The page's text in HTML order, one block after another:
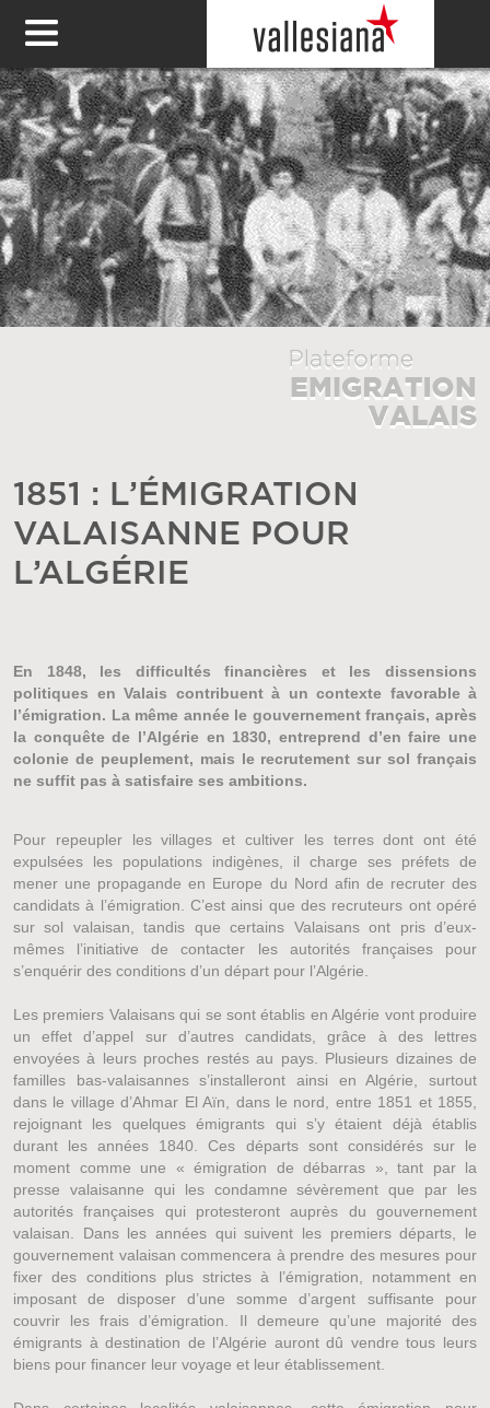
1851 : L’ÉMIGRATION
VALAISANNE POUR
L’ALGÉRIE
En 1848, les difficultés financières et les dissensions
politiques en Valais contribuent à un contexte favorable à
l’émigration. La même année le gouvernement français, après
la conquête de l’Algérie en 1830, entreprend d’en faire une
colonie de peuplement, mais le recrutement sur sol français
ne suffit pas à satisfaire ses ambitions.
Pour repeupler les villages et cultiver les terres dont ont été
expulsées les populations indigènes, il charge ses préfets de
mener une propagande en Europe du Nord afin de recruter des
candidats à l’émigration. C’est ainsi que des recruteurs ont opéré
sur sol valaisan, tandis que certains Valaisans ont pris d’eux-
mêmes l’initiative de contacter les autorités françaises pour
s’enquérir des conditions d’un départ pour l’Algérie.
Les premiers Valaisans qui se sont établis en Algérie vont produire
un effet d’appel sur d’autres candidats, grâce à des lettres
envoyées à leurs proches restés au pays. Plusieurs dizaines de
familles bas-valaisannes s’installeront ainsi en Algérie, surtout
dans le village d’Ahmar El Aïn, dans le nord, entre 1851 et 1855,
rejoignant les quelques émigrants qui s’y étaient déjà établis
durant les années 1840. Ces départs sont considérés sur le
moment comme une « émigration de débarras », tant par la
presse valaisanne qui les condamne sévèrement que par les
autorités françaises qui protesteront auprès du gouvernement
valaisan. Dans les années qui suivent les premiers départs, le
gouvernement valaisan commencera à prendre des mesures pour
fixer des conditions plus strictes à l’émigration, notamment en
imposant de disposer d’une somme d’argent suffisante pour
couvrir les frais d’émigration. Il demeure qu’une majorité des
émigrants à destination de l’Algérie auront dû vendre tous leurs
biens pour financer leur voyage et leur établissement.